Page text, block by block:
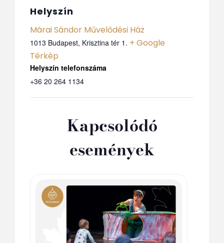
Helyszín
Márai Sándor Művelődési Ház
1013 Budapest, Krisztina tér 1. + Google
Térkép
+36 20 264 1134
Kapcsolódó
események